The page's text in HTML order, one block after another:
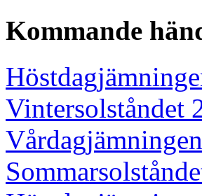
Kommande
Vintersolståndet